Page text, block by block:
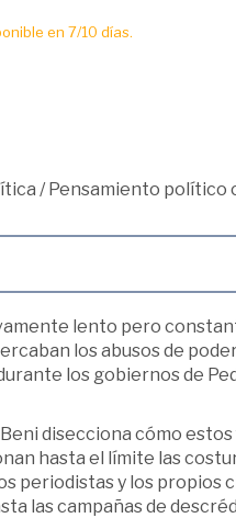
en 7/10 días.
/Pensamiento político
lento pero
los abusos de
los gobiernos de
disecciona cómo
hasta el límite las
periodistas y los propios
las campañas de